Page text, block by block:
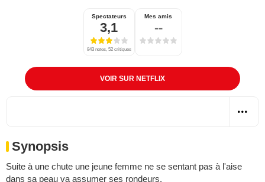
Spectateurs
3,1
843 notes, 52 critiques
Mes amis
--
VOIR SUR NETFLIX
Synopsis
Suite à une chute une jeune femme ne se sentant pas à l'aise
dans sa peau va assumer ses rondeurs.